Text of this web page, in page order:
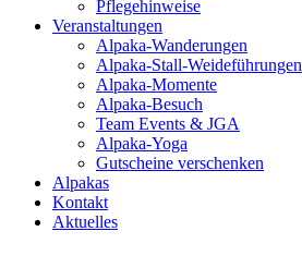
Pflegehinweise
Veranstaltungen
Alpaka-Wanderungen
Alpaka-Stall-Weideführungen
Alpaka-Momente
Alpaka-Besuch
Team Events & JGA
Alpaka-Yoga
Gutscheine verschenken
Alpakas
Kontakt
Aktuelles